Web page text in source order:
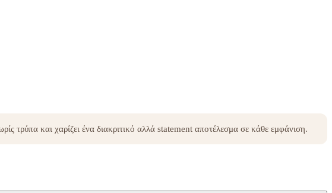
τρύπα και χαρίζει ένα διακριτικό αλλά statement αποτέλεσμα σε κάθε εμφάνιση.